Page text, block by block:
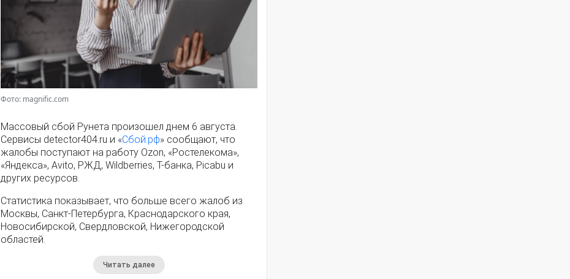
Фото: magnific.com
Массовый сбой Рунета произошел днем 6 августа.
Сервисы detector404.ru и «Сбой.рф» сообщают, что
жалобы поступают на работу Ozon, «Ростелекома»,
«Яндекса», Avito, РЖД, Wildberries, Т-банка, Picabu и
других ресурсов.
Статистика показывает, что больше всего жалоб из
Москвы, Санкт-Петербурга, Краснодарского края,
Новосибирской, Свердловской, Нижегородской
областей.
Читать далее